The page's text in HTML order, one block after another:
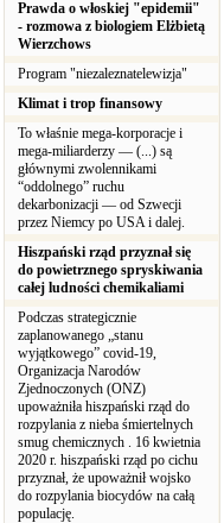
Prawda o włoskiej "epidemii"
- rozmowa z biologiem Elżbietą
Wierzchows
Program "niezaleznatelewizja"
Klimat i trop finansowy
To właśnie mega-korporacje i
mega-miliarderzy — (...) są
głównymi zwolennikami
“oddolnego” ruchu
dekarbonizacji — od Szwecji
przez Niemcy po USA i dalej.
Hiszpański rząd przyznał się
do powietrznego spryskiwania
całej ludności chemikaliami
Podczas strategicznie
zaplanowanego „stanu
wyjątkowego” covid-19,
Organizacja Narodów
Zjednoczonych (ONZ)
upoważniła hiszpański rząd do
rozpylania z nieba śmiertelnych
smug chemicznych . 16 kwietnia
2020 r. hiszpański rząd po cichu
przyznał, że upoważnił wojsko
do rozpylania biocydów na całą
populację.